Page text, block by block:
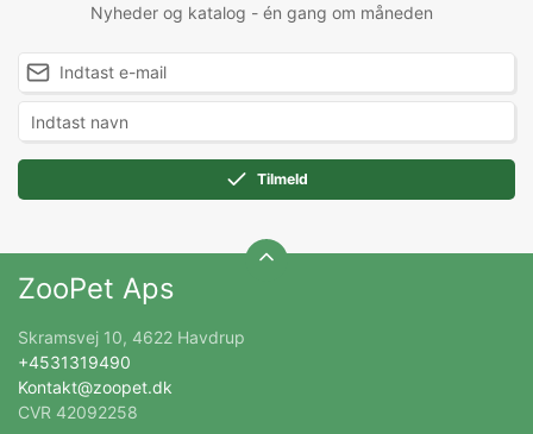
Nyheder og katalog - én gang om måneden
Tilmeld
ZooPet Aps
Skramsvej 10, 4622 Havdrup
+4531319490
Kontakt@zoopet.dk
CVR 42092258